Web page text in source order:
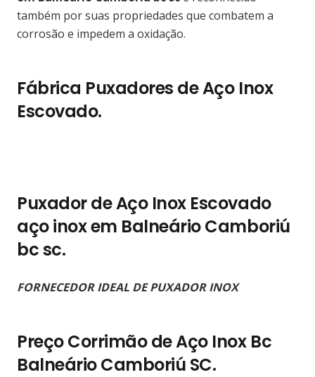
também por suas propriedades que combatem a
corrosão e impedem a oxidação.
Fábrica Puxadores de Aço Inox
Escovado.
Puxador de Aço Inox Escovado
aço inox em Balneário Camboriú
bc sc.
FORNECEDOR IDEAL DE PUXADOR INOX
Preço Corrimão de Aço Inox Bc
Balneário Camboriú SC.